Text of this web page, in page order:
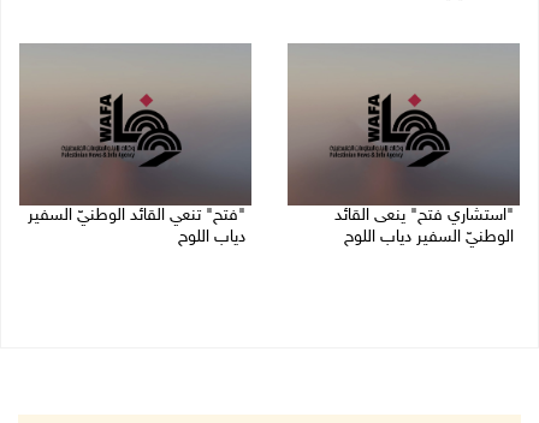
"استشاري فتح" ينعى القائد
الوطنيّ السفير دياب اللوح
"فتح" تنعي القائد الوطنيّ السفير
دياب اللوح